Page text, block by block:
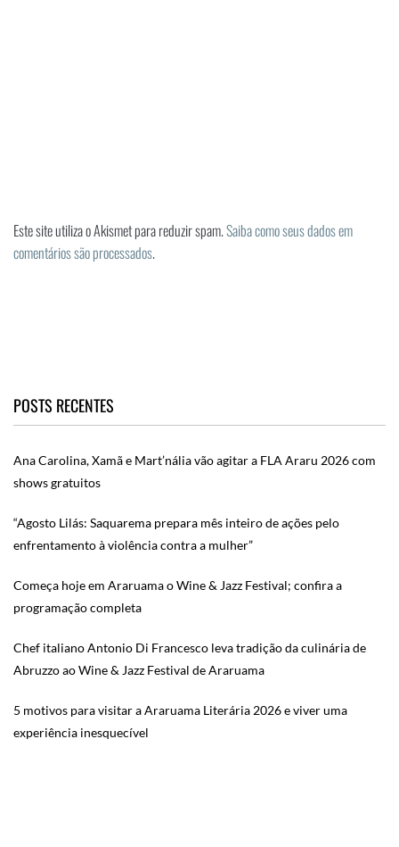
Este site utiliza o Akismet para reduzir spam.Saiba como seus dados em
comentários são processados.
POSTS RECENTES
Ana Carolina, Xamã e Mart’nália vão agitar a FLA Araru 2026 com
shows gratuitos
“Agosto Lilás: Saquarema prepara mês inteiro de ações pelo
enfrentamento à violência contra a mulher”
Começa hoje em Araruama o Wine & Jazz Festival; confira a
programação completa
Chef italiano Antonio Di Francesco leva tradição da culinária de
Abruzzo ao Wine & Jazz Festival de Araruama
5 motivos para visitar a Araruama Literária 2026 e viver uma
experiência inesquecível